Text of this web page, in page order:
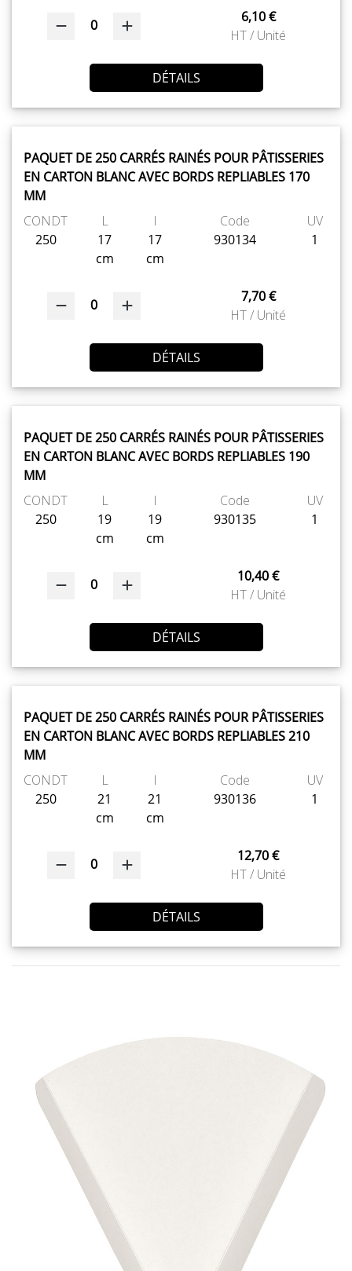
0
6,10 €
HT / Unité
DÉTAILS
PAQUET DE 250 CARRÉS RAINÉS POUR PÂTISSERIES
EN CARTON BLANC AVEC BORDS REPLIABLES 170
MM
CONDT
250
L
17
cm
l
17
cm
Code
930134
UV
1
0
7,70 €
HT / Unité
DÉTAILS
PAQUET DE 250 CARRÉS RAINÉS POUR PÂTISSERIES
EN CARTON BLANC AVEC BORDS REPLIABLES 190
MM
CONDT
250
L
19
cm
l
19
cm
Code
930135
UV
1
0
10,40 €
HT / Unité
DÉTAILS
PAQUET DE 250 CARRÉS RAINÉS POUR PÂTISSERIES
EN CARTON BLANC AVEC BORDS REPLIABLES 210
MM
CONDT
250
L
21
cm
l
21
cm
Code
930136
UV
1
0
12,70 €
HT / Unité
DÉTAILS